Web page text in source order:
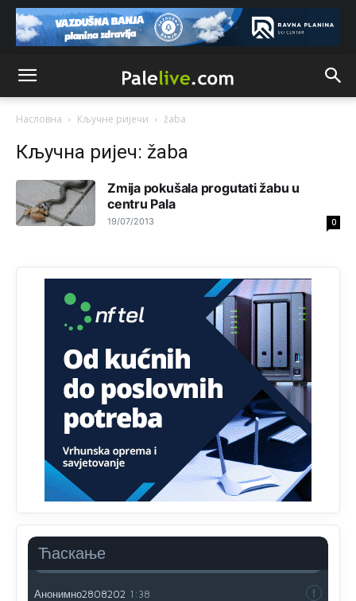
Насловна Кључне ријечи žaba
Кључна ријеч: žaba
Zmija pokušala progutati žabu u
centru Pala
19/07/2013 0
Ћаскање
Анонимно2806721 11:21
arapa po Palama i Jahorini,ostavljaju vam pare a vi se
smeškate .Da ne bi možda da vam šalju poštom a da ne
dolaze? Kurko
БиХ није гласала да је тзв.Косово држава. Лупаш ко к у
Анонимно2807895 12:16
Dobro zboris 791,ovaj721 dok nije bilo interneta,samo
Анонимно2807895 12:18
Drzi pod kontrolom tri stvari jezik,karakter i
ponasanje...Uzivotu brani tri stvari:cast,prijatelja i
slabije.Iz zivota iskljuci tri stvari uvredu,neznanje i
dok si ziv gaji tri stvari dobrotu,pamet i
prijateljstvo!!
Анонимно2806721 12:39
791 BiH nije priznala Kosovo kao nezavisnu državu jer
genocidna tvorevina pravi smetnju a recimo Srbija je
davnopriznala.Nasvakom proizvodu iz Srbije stoji -
uvoznik za Kosovo
Анонимно2806721
12:45
da brani? A imamo vojsku Kosova kojoj želimo svako
dobro i da se što bolje opreme
Анонимно2808202 1:38